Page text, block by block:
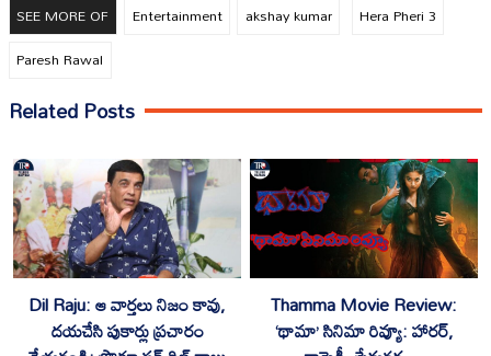
SEE MORE OF Entertainment akshay kumar
Hera Pheri 3
Paresh Rawal
Related Posts
Dil Raju: ఆ వార్తలు నిజం కావు,
దయచేసి పుకార్లు ప్రచారం
Thamma Movie Review:
‘థామా’ సినిమా రివ్యూ: హారర్,